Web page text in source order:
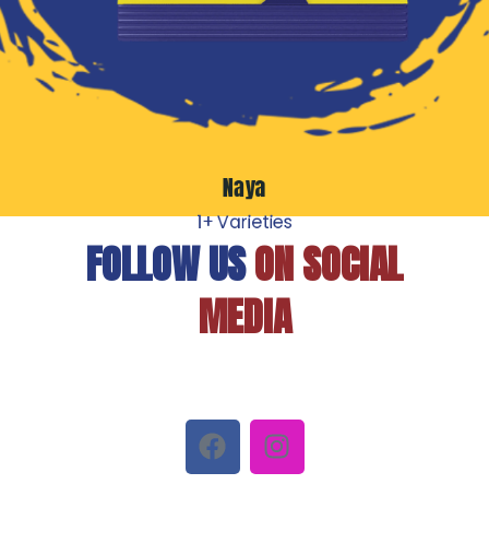
Naya
1+ Varieties
FOLLOW USON SOCIAL
MEDIA